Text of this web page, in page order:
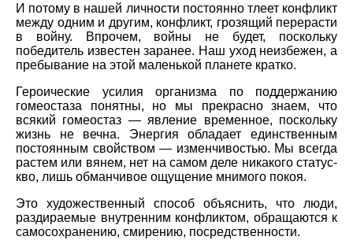
И потому в нашей личности постоянно тлеет конфликт
между одним и другим, конфликт, грозящий перерасти
в войну. Впрочем, войны не будет, поскольку
победитель известен заранее. Наш уход неизбежен, а
пребывание на этой маленькой планете кратко.
Героические усилия организма по поддержанию
гомеостаза понятны, но мы прекрасно знаем, что
всякий гомеостаз — явление временное, поскольку
жизнь не вечна. Энергия обладает единственным
постоянным свойством — изменчивостью. Мы всегда
растем или вянем, нет на самом деле никакого статус-
кво, лишь обманчивое ощущение мнимого покоя.
Это художественный способ объяснить, что люди,
раздираемые внутренним конфликтом, обращаются к
самосохранению, смирению, посредственности.